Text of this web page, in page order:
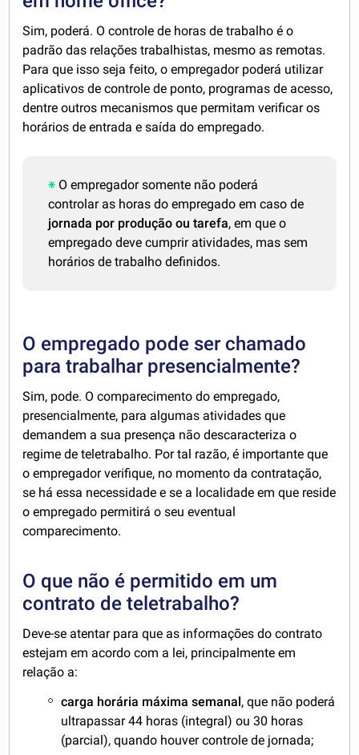
Sim, poderá. O controle de horas de trabalho é o
padrão das relações trabalhistas, mesmo as remotas.
Para que isso seja feito, o empregador poderá utilizar
aplicativos de controle de ponto, programas de acesso,
dentre outros mecanismos que permitam verificar os
horários de entrada e saída do empregado.
O empregador somente não poderá
controlar as horas do empregado em caso de
jornada por produção ou tarefa, em que o
empregado deve cumprir atividades, mas sem
horários de trabalho definidos.
O empregado pode ser chamado
para trabalhar presencialmente?
Sim, pode. O comparecimento do empregado,
presencialmente, para algumas atividades que
demandem a sua presença não descaracteriza o
regime de teletrabalho. Por tal razão, é importante que
o empregador verifique, no momento da contratação,
se há essa necessidade e se a localidade em que reside
o empregado permitirá o seu eventual
comparecimento.
O que não é permitido em um
contrato de teletrabalho?
Deve-se atentar para que as informações do contrato
estejam em acordo com a lei, principalmente em
relação a:
carga horária máxima semanal , que não poderá
ultrapassar 44 horas (integral) ou 30 horas
(parcial), quando houver controle de jornada;